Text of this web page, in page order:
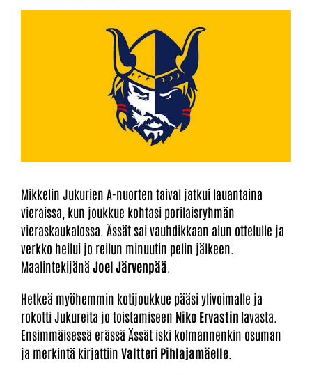
Mikkelin Jukurien A-nuorten taival jatkui lauantaina
vieraissa, kun joukkue kohtasi porilaisryhmän
vieraskaukalossa. Ässät sai vauhdikkaan alun ottelulle ja
verkko heilui jo reilun minuutin pelin jälkeen.
MaalintekijänäJoel Järvenpää
Hetkeä myöhemmin kotijoukkue pääsi ylivoimalle ja
rokotti Jukureita jo toistamiseen Niko Ervastin lavasta.
Ensimmäisessä erässä Ässät iski kolmannenkin osuman
ja merkintä kirjattiin Valtteri Pihlajamäelle